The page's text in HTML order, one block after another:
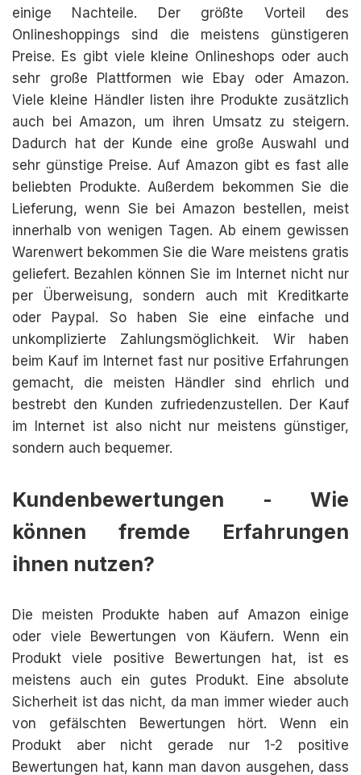
einige Nachteile. Der größte Vorteil des
Onlineshoppings sind die meistens günstigeren
Preise. Es gibt viele kleine Onlineshops oder auch
sehr große Plattformen wie Ebay oder Amazon.
Viele kleine Händler listen ihre Produkte zusätzlich
auch bei Amazon, um ihren Umsatz zu steigern.
Dadurch hat der Kunde eine große Auswahl und
sehr günstige Preise. Auf Amazon gibt es fast alle
beliebten Produkte. Außerdem bekommen Sie die
Lieferung, wenn Sie bei Amazon bestellen, meist
innerhalb von wenigen Tagen. Ab einem gewissen
Warenwert bekommen Sie die Ware meistens gratis
geliefert. Bezahlen können Sie im Internet nicht nur
per Überweisung, sondern auch mit Kreditkarte
oder Paypal. So haben Sie eine einfache und
unkomplizierte Zahlungsmöglichkeit. Wir haben
beim Kauf im Internet fast nur positive Erfahrungen
gemacht, die meisten Händler sind ehrlich und
bestrebt den Kunden zufriedenzustellen. Der Kauf
im Internet ist also nicht nur meistens günstiger,
sondern auch bequemer.
Kundenbewertungen - Wie
können fremde Erfahrungen
ihnen nutzen?
Die meisten Produkte haben auf Amazon einige
oder viele Bewertungen von Käufern. Wenn ein
Produkt viele positive Bewertungen hat, ist es
meistens auch ein gutes Produkt. Eine absolute
Sicherheit ist das nicht, da man immer wieder auch
von gefälschten Bewertungen hört. Wenn ein
Produkt aber nicht gerade nur 1-2 positive
Bewertungen hat, kann man davon ausgehen, dass